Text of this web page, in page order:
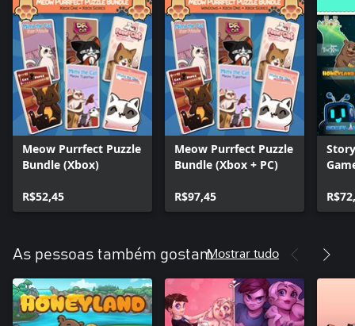
Meow Purrfect Puzzle
Bundle (Xbox)
R$52,45
Meow Purrfect Puzzle
Bundle (Xbox + PC)
R$97,45
As pessoas também gostamMostrar tudo